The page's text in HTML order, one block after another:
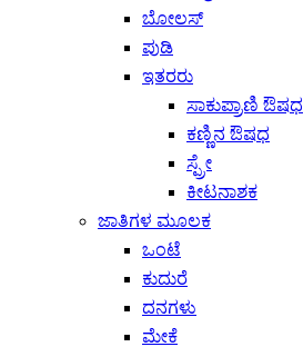
ಬೋಲಸ್
ಪುಡಿ
ಇತರರು
ಸಾಕುಪ್ರಾಣಿ ಔಷಧ
ಕಣ್ಣಿನ ಔಷಧ
ಸ್ಪ್ರೇ
ಕೀಟನಾಶಕ
ಜಾತಿಗಳ ಮೂಲಕ
ಒಂಟೆ
ಕುದುರೆ
ದನಗಳು
ಮೇಕೆ